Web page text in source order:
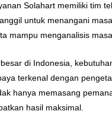
Solahart memiliki tim
untuk menangani
mampu menganalisis
di Indonesia,
terkenal dengan
hanya memasang
hasil maksimal.